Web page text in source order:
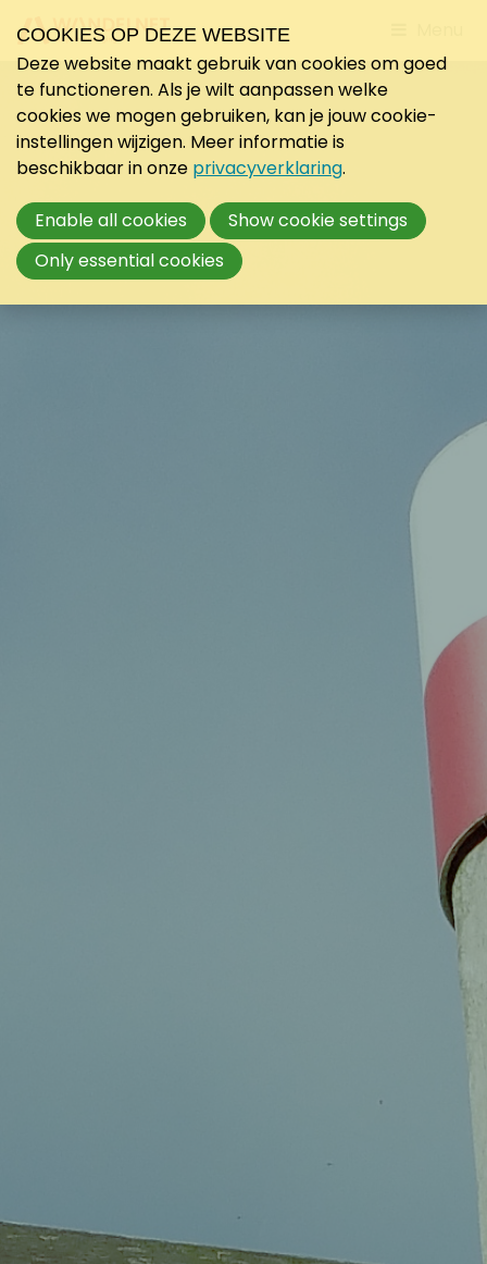
to
COOKIES OP DEZE WEBSITE
Deze website maakt gebruik van cookies om goed
te functioneren. Als je wilt aanpassen welke
cookies we mogen gebruiken, kan je jouw cookie-
instellingen wijzigen. Meer informatie is
beschikbaar in onze privacyverklaring.
Enable all cookies
Show cookie settings
Only essential cookies